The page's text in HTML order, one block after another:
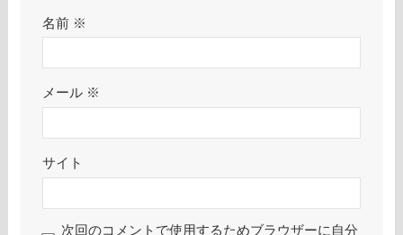
名前 ※
メール ※
サイト
次回のコメントで使用するためブラウザーに自分